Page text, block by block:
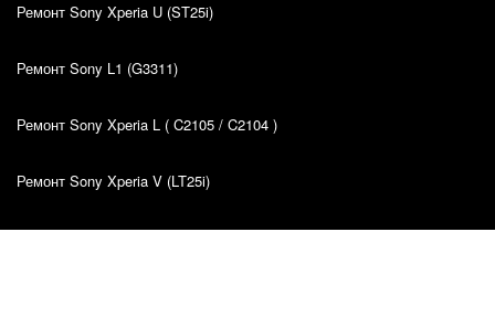
Ремонт Sony Xperia U (ST25i)
Ремонт Sony L1 (G3311)
Ремонт Sony Xperia L ( C2105 / C2104 )
Ремонт Sony Xperia V (LT25i)